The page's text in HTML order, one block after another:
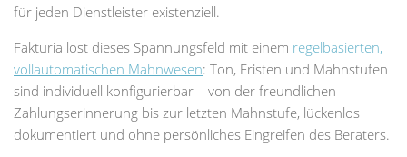
für jeden Dienstleister existenziell.
Fakturia löst dieses Spannungsfeld mit einem regelbasierten,
vollautomatischen Mahnwesen: Ton, Fristen und Mahnstufen
sind individuell konfigurierbar – von der freundlichen
Zahlungserinnerung bis zur letzten Mahnstufe, lückenlos
dokumentiert und ohne persönliches Eingreifen des Beraters.